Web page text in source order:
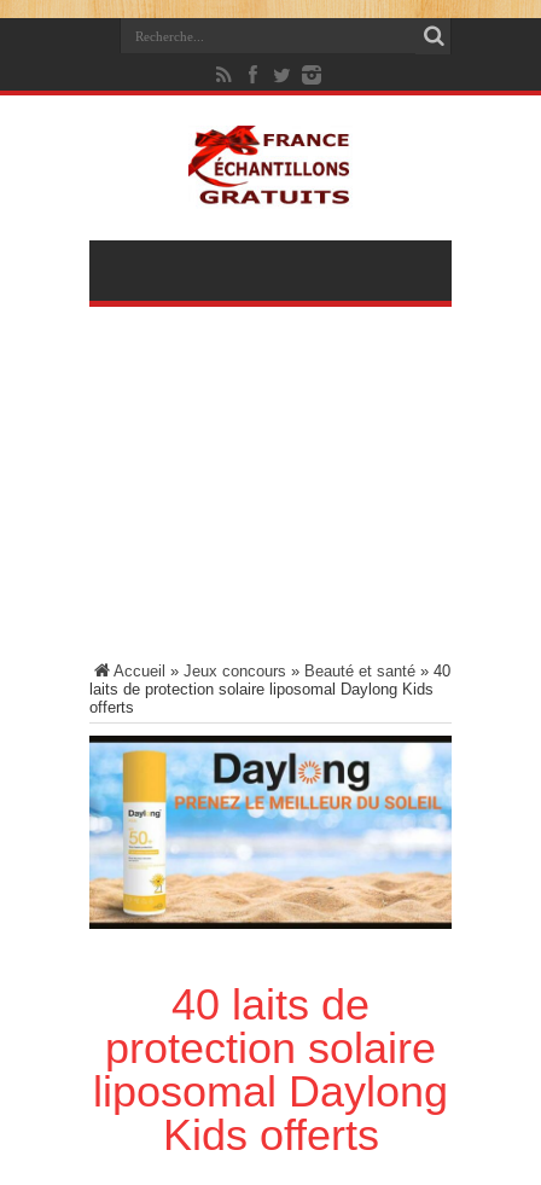
Accueil » Jeux concours » Beauté et santé » 40
laits de protection solaire liposomal Daylong Kids
offerts
40 laits de
protection solaire
liposomal Daylong
Kids offerts